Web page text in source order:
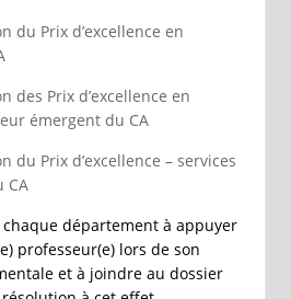
du Prix d’excellence en
des Prix d’excellence en
émergent du CA
du Prix d’excellence – services
CA
département à appuyer
professeur(e) lors de son
et à joindre au dossier